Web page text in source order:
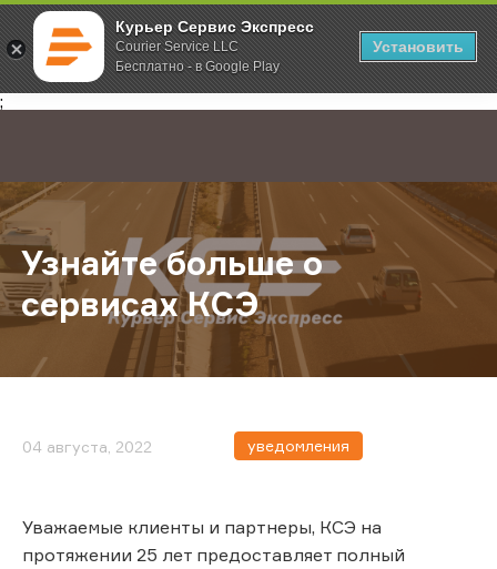
Курьер Сервис Экспресс
Courier Service LLC
Бесплатно - в Google Play
Установить
;
Главная О компании Новости Узнайте больше о сервисах КСЭ
Узнайте больше о
сервисах КСЭ
04 августа, 2022 уведомления
Уважаемые клиенты и партнеры, КСЭ на
протяжении 25 лет предоставляет полный